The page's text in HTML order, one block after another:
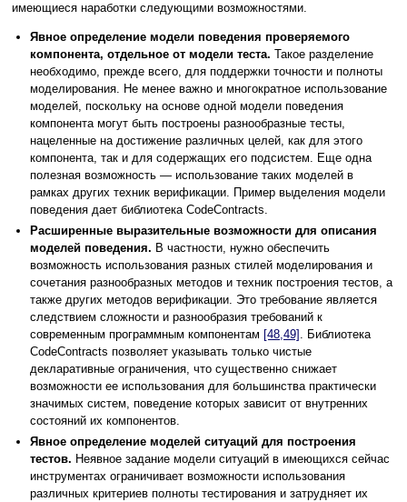
имеющиеся наработки следующими возможностями.
Явное определение модели поведения проверяемого
компонента, отдельное от модели теста. Такое разделение
необходимо, прежде всего, для поддержки точности и полноты
моделирования. Не менее важно и многократное использование
моделей, поскольку на основе одной модели поведения
компонента могут быть построены разнообразные тесты,
нацеленные на достижение различных целей, как для этого
компонента, так и для содержащих его подсистем. Еще одна
полезная возможность — использование таких моделей в
рамках других техник верификации. Пример выделения модели
поведения дает библиотека CodeContracts.
Расширенные выразительные возможности для описания
моделей поведения. В частности, нужно обеспечить
возможность использования разных стилей моделирования и
сочетания разнообразных методов и техник построения тестов, а
также других методов верификации. Это требование является
следствием сложности и разнообразия требований к
современным программным компонентам [48,49] . Библиотека
CodeContracts позволяет указывать только чистые
декларативные ограничения, что существенно снижает
возможности ее использования для большинства практически
значимых систем, поведение которых зависит от внутренних
состояний их компонентов.
Явное определение моделей ситуаций для построения
тестов. Неявное задание модели ситуаций в имеющихся сейчас
инструментах ограничивает возможности использования
различных критериев полноты тестирования и затрудняет их